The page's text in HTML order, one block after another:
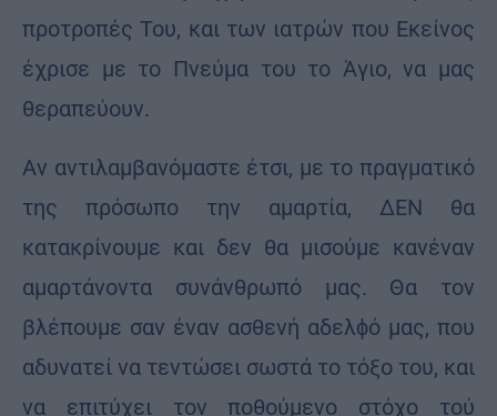
προτροπές Του, και των ιατρών που Εκείνος
έχρισε με το Πνεύμα του το Άγιο, να μας
θεραπεύουν.
Αν αντιλαμβανόμαστε έτσι, με το πραγματικό
της πρόσωπο την αμαρτία, ΔΕΝ θα
κατακρίνουμε και δεν θα μισούμε κανέναν
αμαρτάνοντα συνάνθρωπό μας. Θα τον
βλέπουμε σαν έναν ασθενή αδελϕό μας, που
αδυνατεί να τεντώσει σωστά το τόξο του, και
να επιτύχει τον ποθούμενο στόχο τού